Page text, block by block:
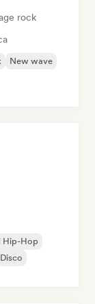
rock
New wave
Hip-Hop
Disco